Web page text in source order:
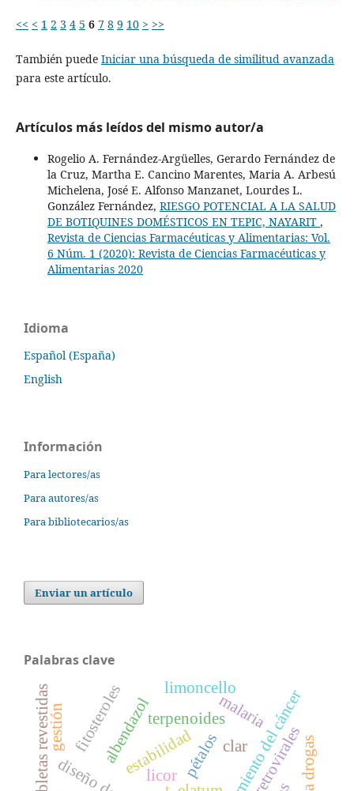
<< < 1 2 3 4 5 6 7 8 9 10 > >>
También puede Iniciar una búsqueda de similitud avanzada
para este artículo.
Artículos más leídos del mismo autor/a
Rogelio A. Fernández-Argüelles, Gerardo Fernández de
la Cruz, Martha E. Cancino Marentes, Maria A. Arbesú
Michelena, José E. Alfonso Manzanet, Lourdes L.
González Fernández, RIESGO POTENCIAL A LA SALUD
DE BOTIQUINES DOMÉSTICOS EN TEPIC, NAYARIT ,
Revista de Ciencias Farmacéuticas y Alimentarias: Vol.
6 Núm. 1 (2020): Revista de Ciencias Farmacéuticas y
Alimentarias 2020
Idioma
Español (España)
English
Información
Para lectores/as
Para autores/as
Para bibliotecarios/as
Enviar un artículo
Palabras clave
estabilidad
albendazol tratamiento del cáncer
clar
pétalos antiretrovirales
tabletas revestidas fitosteroles terpenoidesmalaria
licor
limoncello
gestión